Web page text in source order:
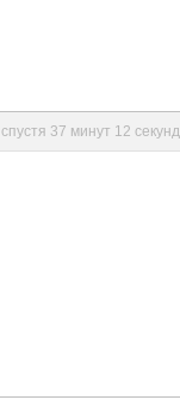
, спустя 37 минут 12 секунд